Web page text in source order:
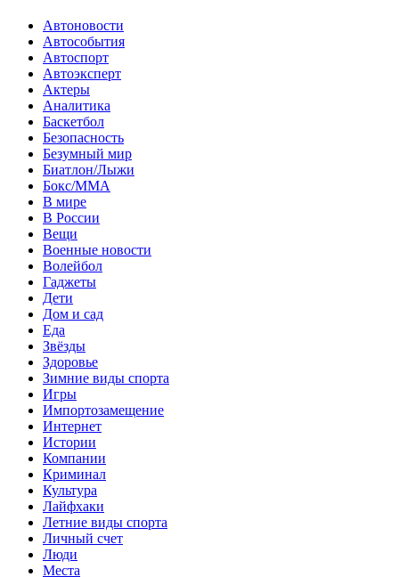
Автоновости
Автособытия
Автоспорт
Автоэксперт
Актеры
Аналитика
Баскетбол
Безопасность
Безумный мир
Биатлон/Лыжи
Бокс/MMA
В мире
В России
Вещи
Военные новости
Волейбол
Гаджеты
Дети
Дом и сад
Еда
Звёзды
Здоровье
Зимние виды спорта
Игры
Импортозамещение
Интернет
Истории
Компании
Криминал
Культура
Лайфхаки
Летние виды спорта
Личный счет
Люди
Места